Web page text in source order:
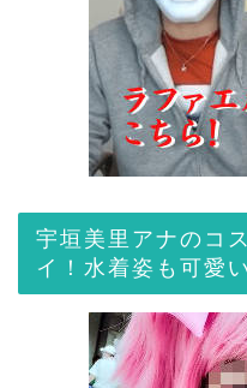
宇垣美里アナのコ
イ！水着姿も可愛